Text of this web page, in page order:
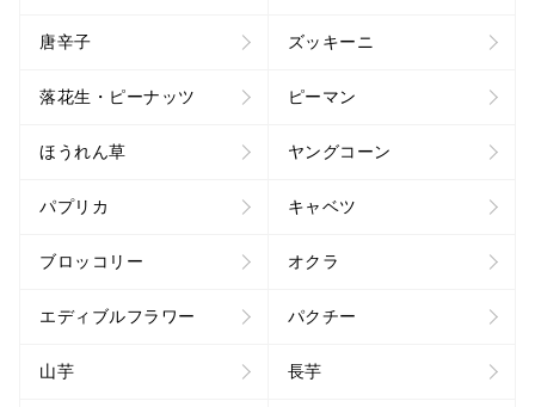
唐辛子 ズッキーニ
落花生・ピーナッツ ピーマン
ほうれん草 ヤングコーン
パプリカ キャベツ
ブロッコリー オクラ
エディブルフラワー パクチー
山芋 長芋